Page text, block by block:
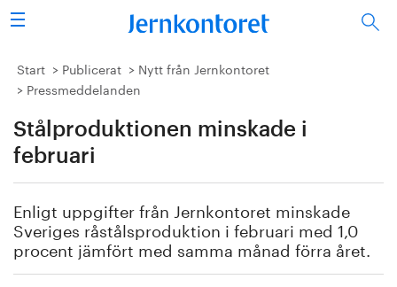
Sök
Stålindustrin
Forskning/utbildning
Energi/miljö
Vi tycker
Start Publicerat
Nytt från Jernkontoret
Pressmeddelanden
Stålproduktionen minskade i
februari
Enligt uppgifter från Jernkontoret minskade
Sveriges råstålsproduktion i februari med 1,0
procent jämfört med samma månad förra året.